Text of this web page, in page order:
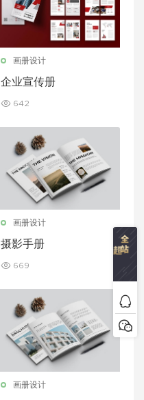
画册设计
企业宣传册
642
画册设计
摄影手册
669
画册设计